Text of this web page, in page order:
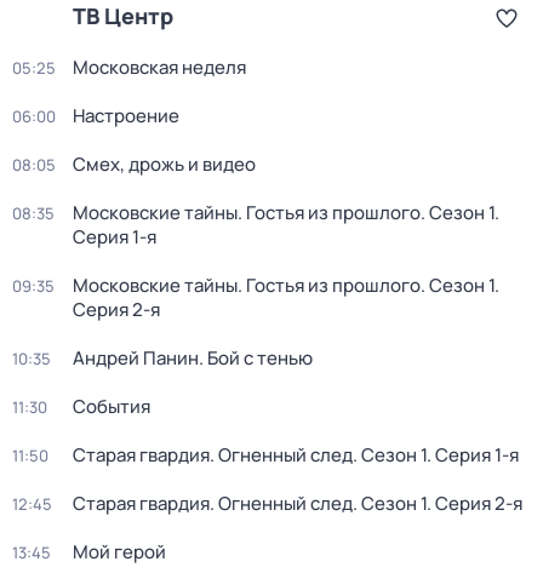
ТВ Центр
05:25 Московская неделя
06:00 Настроение
08:05 Смех, дрожь и видео
08:35 Московские тайны. Гостья из прошлого. Сезон 1.
Серия 1-я
09:35 Московские тайны. Гостья из прошлого. Сезон 1.
Серия 2-я
10:35 Андрей Панин. Бой с тенью
11:30 События
11:50 Старая гвардия. Огненный след. Сезон 1. Серия 1-я
12:45 Старая гвардия. Огненный след. Сезон 1. Серия 2-я
13:45 Мой герой